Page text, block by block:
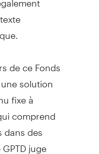
de ce Fonds
solution
fixe à
comprend
des
juge